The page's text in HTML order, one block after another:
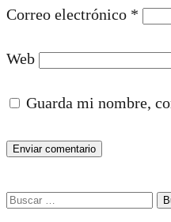
Correo electrónico *
Web
Guarda mi nombre,
Buscar: